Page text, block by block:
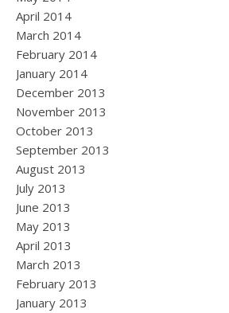
April 2014
March 2014
February 2014
January 2014
December 2013
November 2013
October 2013
September 2013
August 2013
July 2013
June 2013
May 2013
April 2013
March 2013
February 2013
January 2013